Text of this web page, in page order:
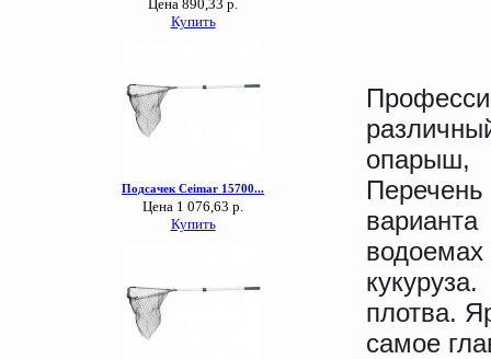
опарыш,
водоемах
плотва.
самое